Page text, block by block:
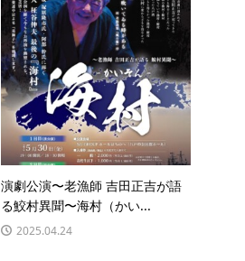
演劇公演〜老漁師 吉田正吉が語
る鮫村異聞〜海村（かい...
2025.04.24